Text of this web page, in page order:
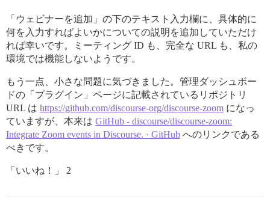
「ウェビナーを追加」の下のテキスト入力欄に、具体的に
何を入力すればよいかについての説明を追加していただけ
れば幸いです。ミーティング ID も、完全な URL も、私の
環境では機能しないようです。
もう一点、小さな問題に気づきました。管理ダッシュボー
ドの「プラグイン」ページに記載されているリポジトリ
URL は https://github.com/discourse-org/discourse-zoom になっ
ていますが、本来は GitHub - discourse/discourse-zoom:
Integrate Zoom events in Discourse. · GitHub へのリンクである
べきです。
「いいね！」 2